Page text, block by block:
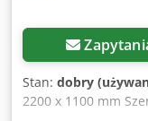
standardzie pistolet
wysokociśnieniowy
Urządzenie
wyposażenia typu
zmieniać
Stan: dobry
2200 x 1100 mm